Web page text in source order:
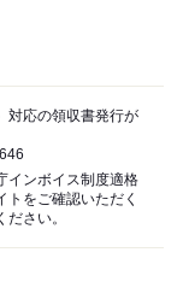
対応の領収書発行が
インボイス制度適格
トをご確認いただく
さい。